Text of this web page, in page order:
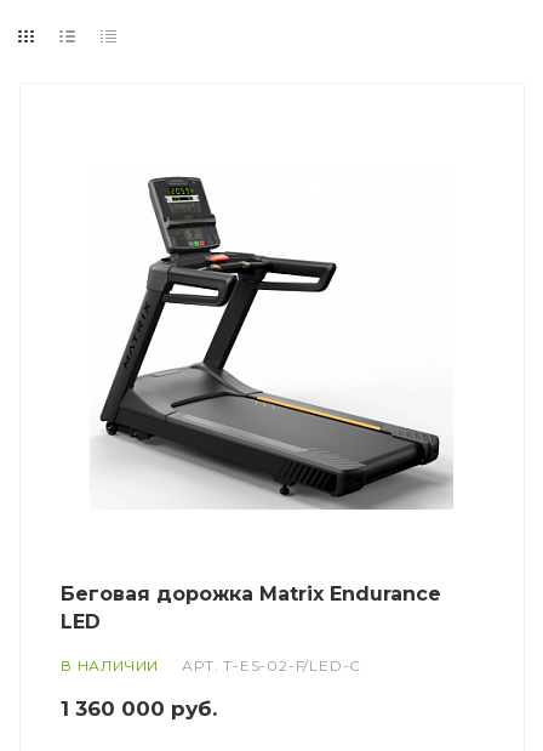
Беговая дорожка Matrix Endurance
LED
В НАЛИЧИИ АРТ.T-ES-02-F/LED-C
1 360 000 руб.